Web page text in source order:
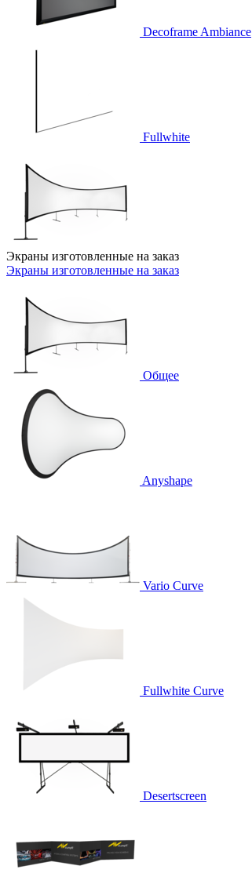
Decoframe Ambiance
Fullwhite
Экраны изготовленные на заказ
Экраны изготовленные на заказ
Общее
Anyshape
Vario Curve
Fullwhite Curve
Desertscreen